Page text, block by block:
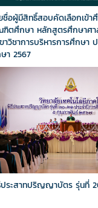
ชื่อผู้มีสิทธิ์สอบคัดเลือกเข้า
ตศึกษา หลักสูตรศึกษาศ
าวิชาการบริหารการศึกษา
า 2567
ระสาทปริญญาบัตร รุ่นที่